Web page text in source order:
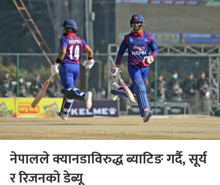
नेपालले क्यानडाविरुद्ध ब्याटिङ गर्दै, सूर्य
र रिजनको डेब्यू